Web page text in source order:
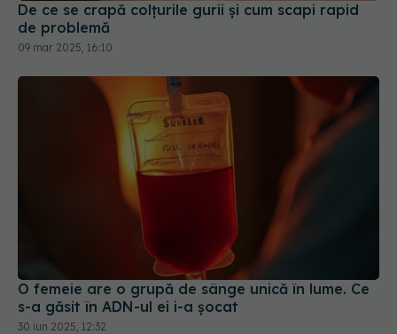
De ce se crapă colțurile gurii și cum scapi rapid
de problemă
09 mar 2025, 16:10
O femeie are o grupă de sânge unică în lume. Ce
s-a găsit în ADN-ul ei i-a șocat
30 iun 2025, 12:32